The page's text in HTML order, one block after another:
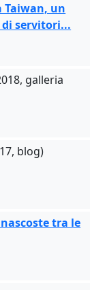
Taiwan, un
servitori...
galleria
blog)
tra le